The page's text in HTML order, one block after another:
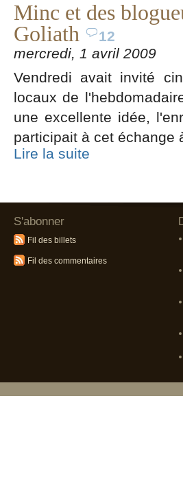
Minc et des
Goliath
12
mercredi, 1 avril 2009
Vendredi avait invité
locaux de
une excellente idée,
participait à cet échange
Lire la suite
S'abonner
Fil des billets
Fil des commentaires